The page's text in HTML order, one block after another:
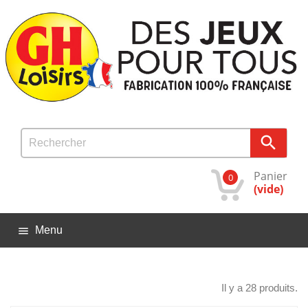

Panier
0
(vide)
 Menu
Il y a 28 produits.